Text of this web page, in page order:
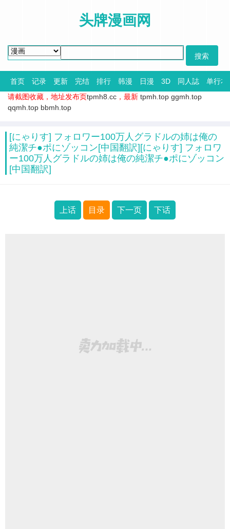
头牌漫画网
首页 记录 更新 完结 排行 韩漫 日漫 3D 同人誌
单行本
请截图收藏，地址发布页tpmh8.cc ，最新 tpmh.top ggmh.top
qqmh.top bbmh.top
[にゃりす] フォロワー100万人グラドルの姉は俺の
純潔チ●ポにゾッコン[中国翻訳][にゃりす] フォロワ
ー100万人グラドルの姉は俺の純潔チ●ポにゾッコン
[中国翻訳]
上话 目录 下一页 下话